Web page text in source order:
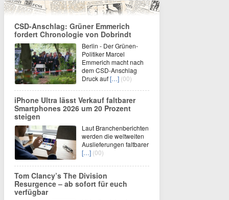
CSD-Anschlag: Grüner Emmerich
fordert Chronologie von Dobrindt
Berlin - Der Grünen-
Politiker Marcel
Emmerich macht nach
dem CSD-Anschlag
Druck auf[…] (00)
iPhone Ultra lässt Verkauf faltbarer
Smartphones 2026 um 20 Prozent
steigen
Laut Branchenberichten
werden die weltweiten
Auslieferungen faltbarer
[…] (00)
Tom Clancy’s The Division
Resurgence – ab sofort für euch
verfügbar